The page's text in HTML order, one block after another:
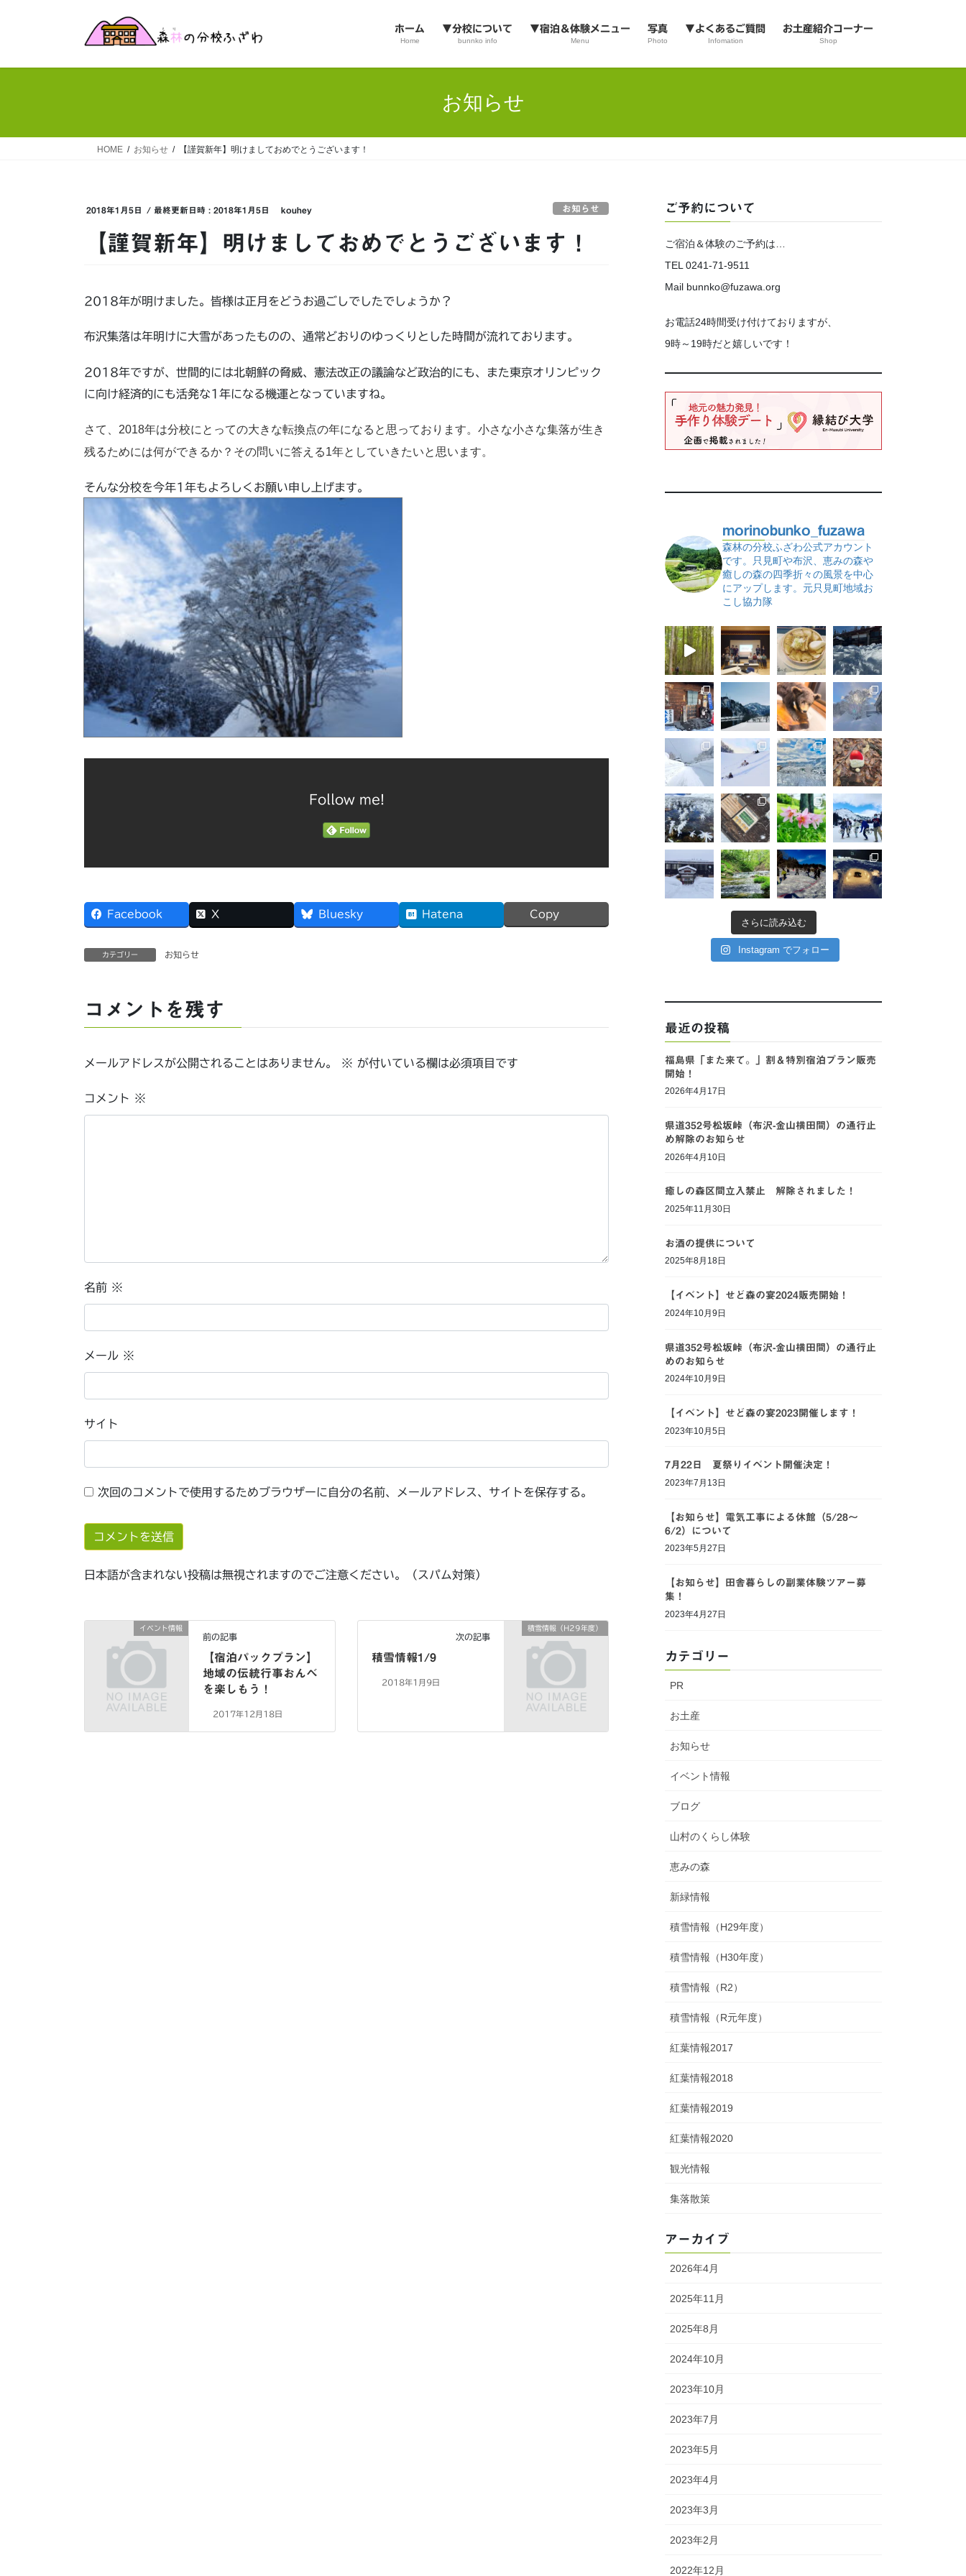
ホーム
Home
▼分校について
bunnko info
▼宿泊＆体験メニュー
Menu
写真
Photo
▼よくあるご質問
Infomation
お土産紹介コーナー
Shop
お知らせ
HOME お知らせ 【謹賀新年】明けましておめでとうございます！
2018年1月5日 / 最終更新日時 : 2018年1月5日 kouhey お知らせ
【謹賀新年】明けましておめでとうございます！
2018年が明けました。皆様は正月をどうお過ごしでしたでしょうか？
布沢集落は年明けに大雪があったものの、通常どおりのゆっくりとした時間が流れております。
2018年ですが、世間的には北朝鮮の脅威、憲法改正の議論など政治的にも、また東京オリンピック
に向け経済的にも活発な1年になる機運となっていますね。
さて、2018年は分校にとっての大きな転換点の年になると思っております。小さな小さな集落が生き
残るためには何ができるか？その問いに答える1年としていきたいと思います。
そんな分校を今年1年もよろしくお願い申し上げます。
Follow me!
Facebook X Bluesky Hatena Copy
カテゴリー お知らせ
コメントを残す
メールアドレスが公開されることはありません。 ※ が付いている欄は必須項目です
コメント ※
名前 ※
メール ※
サイト
次回のコメントで使用するためブラウザーに自分の名前、メールアドレス、サイトを保存する。
日本語が含まれない投稿は無視されますのでご注意ください。（スパム対策）
イベント情報
前の記事
【宿泊パックプラン】
地域の伝統行事おんべ
を楽しもう！
2017年12月18日
積雪情報（H29年度）
次の記事
積雪情報1/9
2018年1月9日
ご予約について
ご宿泊＆体験のご予約は…
TEL 0241-71-9511
Mail bunnko@fuzawa.org
お電話24時間受け付けておりますが、
9時～19時だと嬉しいです！
morinobunko_fuzawa
森林の分校ふざわ公式アカウント
です。只見町や布沢、恵みの森や
癒しの森の四季折々の風景を中心
にアップします。元只見町地域お
こし協力隊
さらに読み込む
Instagram でフォロー
最近の投稿
福島県「また来て。」割＆特別宿泊プラン販売
開始！
2026年4月17日
県道352号松坂峠（布沢-金山横田間）の通行止
め解除のお知らせ
2026年4月10日
癒しの森区間立入禁止 解除されました！
2025年11月30日
お酒の提供について
2025年8月18日
【イベント】せど森の宴2024販売開始！
2024年10月9日
県道352号松坂峠（布沢-金山横田間）の通行止
めのお知らせ
2024年10月9日
【イベント】せど森の宴2023開催します！
2023年10月5日
7月22日 夏祭りイベント開催決定！
2023年7月13日
【お知らせ】電気工事による休館（5/28～
6/2）について
2023年5月27日
【お知らせ】田舎暮らしの副業体験ツアー募
集！
2023年4月27日
カテゴリー
PR
お土産
お知らせ
イベント情報
ブログ
山村のくらし体験
恵みの森
新緑情報
積雪情報（H29年度）
積雪情報（H30年度）
積雪情報（R2）
積雪情報（R元年度）
紅葉情報2017
紅葉情報2018
紅葉情報2019
紅葉情報2020
観光情報
集落散策
アーカイブ
2026年4月
2025年11月
2025年8月
2024年10月
2023年10月
2023年7月
2023年5月
2023年4月
2023年3月
2023年2月
2022年12月